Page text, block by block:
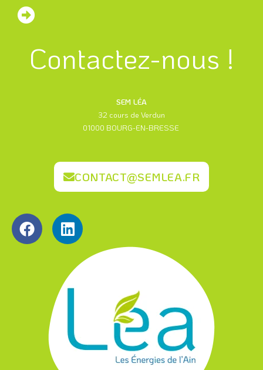
Contactez-nous !
SEM LÉA
32 cours de Verdun
01000 BOURG-EN-BRESSE
CONTACT@SEMLEA.FR
F
a
L
i
k
e
n